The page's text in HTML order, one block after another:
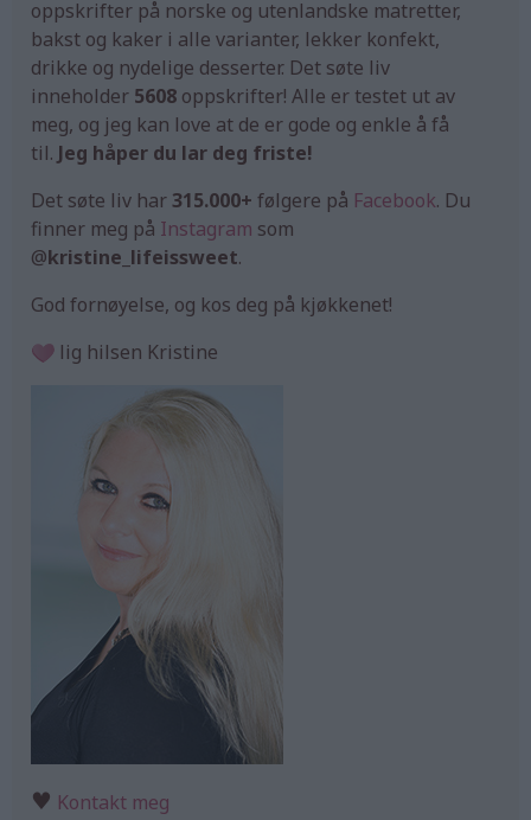
oppskrifter på norske og utenlandske matretter,
bakst og kaker i alle varianter, lekker konfekt,
drikke og nydelige desserter. Det søte liv
inneholder 5608 oppskrifter! Alle er testet ut av
meg, og jeg kan love at de er gode og enkle å få
til. Jeg håper du lar deg friste!
Det søte liv har315.000+ følgere på Facebook. Du
finner meg på Instagram som
@kristine_lifeissweet.
God fornøyelse, og kos deg på kjøkkenet!
lig hilsen Kristine
♥ Kontakt meg